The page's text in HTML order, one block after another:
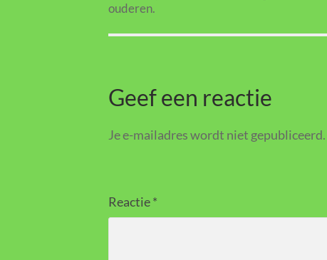
ouderen.
Geef een reactie
Je e-mailadres wordt niet gepubliceerd.
Reactie*